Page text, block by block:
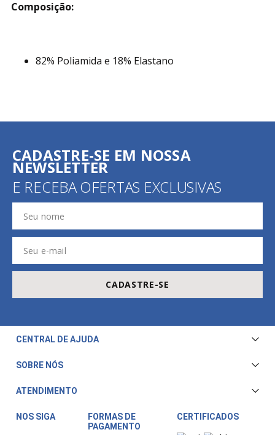
Composição:
82% Poliamida e 18% Elastano
CADASTRE-SE EM NOSSA
NEWSLETTER
E RECEBA OFERTAS EXCLUSIVAS
CADASTRE-SE
CENTRAL DE AJUDA
Central de Atendimento
Trocas e Devoluções
Fale Conosco
SOBRE NÓS
ATENDIMENTO
Horário de atendimento:
NOS SIGA
FORMAS DE
PAGAMENTO
CERTIFICADOS